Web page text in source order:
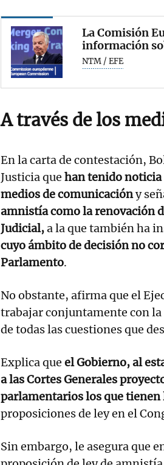
La Comisión
información
NTM / EFE
A través de los
En la carta de contestación,
Justicia que han tenido noticia
medios de comunicacióny
amnistía como la renovación
Judicial,a la que también ha
cuyo ámbito de decisión no
Parlamento.
No obstante, afirma que el
trabajar conjuntamente con
de todas las cuestiones que
Explica que el Gobierno, al
a las Cortes Generales
parlamentarios los que tienen
proposiciones de ley en el
Sin embargo, le asegura que